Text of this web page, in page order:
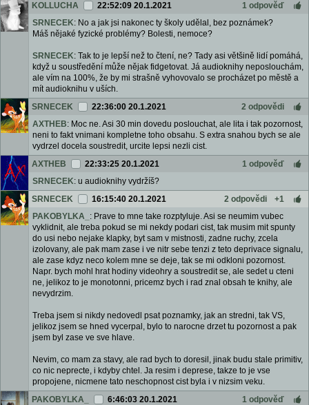
KOLLUCHA
22:52:09 20.1.2021
1 odpověď
SRNECEK: No a jak jsi nakonec ty školy udělal, bez poznámek?
Máš nějaké fyzické problémy? Bolesti, nemoce?
SRNECEK: Tak to je lepší než to čtení, ne? Tady asi většině lidí pomáhá,
když u soustředění může nějak fidgetovat. Já audioknihy neposlouchám,
ale vím na 100%, že by mi strašně vyhovovalo se procházet po městě a
mít audioknihu v uších.
SRNECEK
22:36:00 20.1.2021
2 odpovědi
AXTHEB: Moc ne. Asi 30 min dovedu poslouchat, ale lita i tak pozornost,
neni to fakt vnimani kompletne toho obsahu. S extra snahou bych se ale
vydrzel docela soustredit, urcite lepsi nezli cist.
AXTHEB
22:33:25 20.1.2021
1 odpověď
SRNECEK: u audioknihy vydržíš?
SRNECEK
16:15:40 20.1.2021 2 odpovědi
+1
PAKOBYLKA_ : Prave to mne take rozptyluje. Asi se neumim vubec
vyklidnit, ale treba pokud se mi nekdy podari cist, tak musim mit spunty
do usi nebo nejake klapky, byt sam v mistnosti, zadne ruchy, zcela
izolovany, ale pak mam zase i ve nitr sebe tenzi z teto deprivace signalu,
ale zase kdyz neco kolem mne se deje, tak se mi odkloni pozornost.
Napr. bych mohl hrat hodiny videohry a soustredit se, ale sedet u cteni
ne, jelikoz to je monotonni, pricemz bych i rad znal obsah te knihy, ale
nevydrzim.
Treba jsem si nikdy nedovedl psat poznamky, jak an stredni, tak VS,
jelikoz jsem se hned vycerpal, bylo to narocne drzet tu pozornost a pak
jsem byl zase ve sve hlave.
Nevim, co mam za stavy, ale rad bych to doresil, jinak budu stale primitiv,
co nic neprecte, i kdyby chtel. Ja resim i deprese, takze to je vse
propojene, nicmene tato neschopnost cist byla i v nizsim veku.
PAKOBYLKA_
6:46:03 20.1.2021
1 odpověď